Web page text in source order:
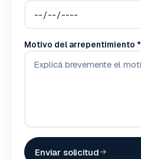
Motivo del arrepentimiento *
Enviar solicitud